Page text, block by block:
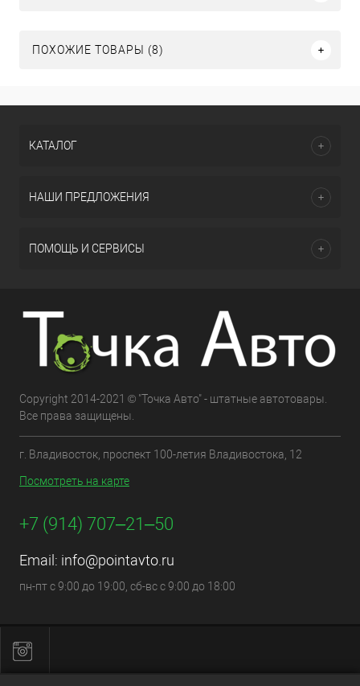
ПОХОЖИЕ ТОВАРЫ (8)
КАТАЛОГ
НАШИ ПРЕДЛОЖЕНИЯ
ПОМОЩЬ И СЕРВИСЫ
Copyright 2014-2021 © "Точка Авто" - штатные автотовары.
Все права защищены.
г. Владивосток, проспект 100-летия Владивостока, 12
Посмотреть на карте
+7 (914) 707‒21‒50
Email: info@pointavto.ru
пн-пт с 9:00 до 19:00, сб-вс с 9:00 до 18:00